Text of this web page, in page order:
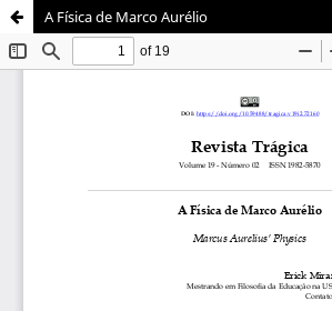
A Física de Marco Aurélio